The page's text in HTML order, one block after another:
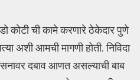
कोटी ची कामे करणारे ठेकेदार पुणे
अशी आमची मागणी होती. निविदा
दबाव आणत असल्याची बाब